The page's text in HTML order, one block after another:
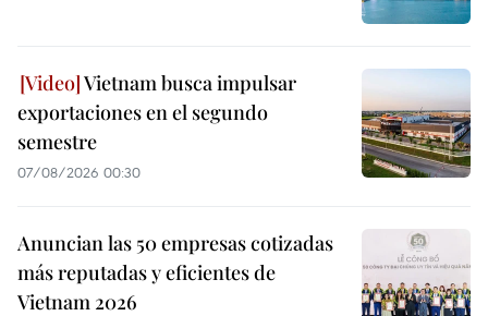
Vietnam busca impulsar
exportaciones en el segundo
semestre
07/08/2026 00:30
Anuncian las 50 empresas cotizadas
más reputadas y eficientes de
Vietnam 2026